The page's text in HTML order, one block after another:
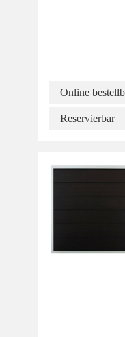
Online
Reservierbar